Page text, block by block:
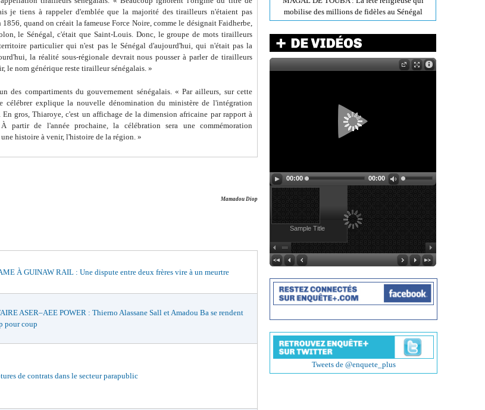
je tiens à rappeler d'emblée que la majorité des tirailleurs n'étaient pas
1856, quand on créait la fameuse Force Noire, comme le désignait Faidherbe,
le Sénégal, c'était que Saint-Louis. Donc, le groupe de mots tirailleurs
particulier qui n'est pas le Sénégal d'aujourd'hui, qui n'était pas la
la réalité sous-régionale devrait nous pousser à parler de tirailleurs
le nom générique reste tirailleur sénégalais. »
des compartiments du gouvernement sénégalais. « Par ailleurs, sur cette
célébrer explique la nouvelle dénomination du ministère de l'intégration
gros, Thiaroye, c'est un affichage de la dimension africaine par rapport à
partir de l'année prochaine, la célébration sera une commémoration
histoire à venir, l'histoire de la région. »
Mamadou Diop
À GUINAW RAIL : Une dispute entre deux frères vire à un meurtre
ASER–AEE POWER : Thierno Alassane Sall et Amadou Ba se rendent
pour coup
de contrats dans le secteur parapublic
mobilise des millions de fidèles au Sénégal
00:00 00:00
Sample Title
Tweets de @enquete_plus